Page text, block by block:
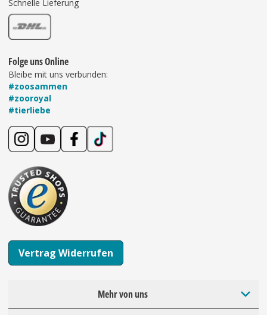
Schnelle Lieferung
Folge uns Online
Bleibe mit uns verbunden:
#zoosammen
#zooroyal
#tierliebe
Vertrag Widerrufen
Mehr von uns